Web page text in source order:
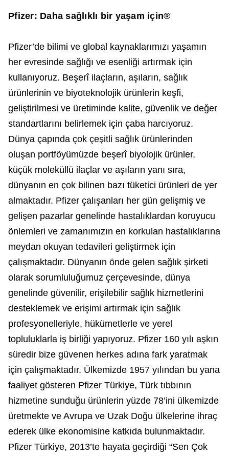
Pfizer: Daha sağlıklı bir yaşam için®
Pfizer’de bilimi ve global kaynaklarımızı yaşamın
her evresinde sağlığı ve esenliği artırmak için
kullanıyoruz. Beşerî ilaçların, aşıların, sağlık
ürünlerinin ve biyoteknolojik ürünlerin keşfi,
geliştirilmesi ve üretiminde kalite, güvenlik ve değer
standartlarını belirlemek için çaba harcıyoruz.
Dünya çapında çok çeşitli sağlık ürünlerinden
oluşan portföyümüzde beşerî biyolojik ürünler,
küçük moleküllü ilaçlar ve aşıların yanı sıra,
dünyanın en çok bilinen bazı tüketici ürünleri de yer
almaktadır. Pfizer çalışanları her gün gelişmiş ve
gelişen pazarlar genelinde hastalıklardan koruyucu
önlemleri ve zamanımızın en korkulan hastalıklarına
meydan okuyan tedavileri geliştirmek için
çalışmaktadır. Dünyanın önde gelen sağlık şirketi
olarak sorumluluğumuz çerçevesinde, dünya
genelinde güvenilir, erişilebilir sağlık hizmetlerini
desteklemek ve erişimi artırmak için sağlık
profesyonelleriyle, hükümetlerle ve yerel
topluluklarla iş birliği yapıyoruz. Pfizer 160 yılı aşkın
süredir bize güvenen herkes adına fark yaratmak
için çalışmaktadır. Ülkemizde 1957 yılından bu yana
faaliyet gösteren Pfizer Türkiye, Türk tıbbının
hizmetine sunduğu ürünlerin yüzde 78’ini ülkemizde
üretmekte ve Avrupa ve Uzak Doğu ülkelerine ihraç
ederek ülke ekonomisine katkıda bulunmaktadır.
Pfizer Türkiye, 2013’te hayata geçirdiği “Sen Çok